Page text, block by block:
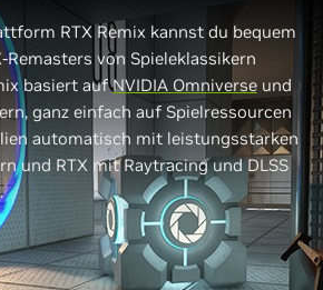
RTX Remix kannst du bequem
Remasters von Spieleklassikern
basiert aufNVIDIA Omniverse und
ganz einfach auf Spielressourcen
automatisch mit leistungsstarken
und RTX mit Raytracing und DLSS